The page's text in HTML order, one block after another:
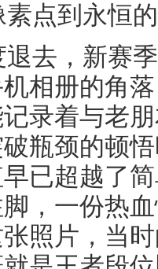
点到永恒
去，新赛
相册的角
录着与老
瓶颈的顿
已超越了
，一份热
照片，当